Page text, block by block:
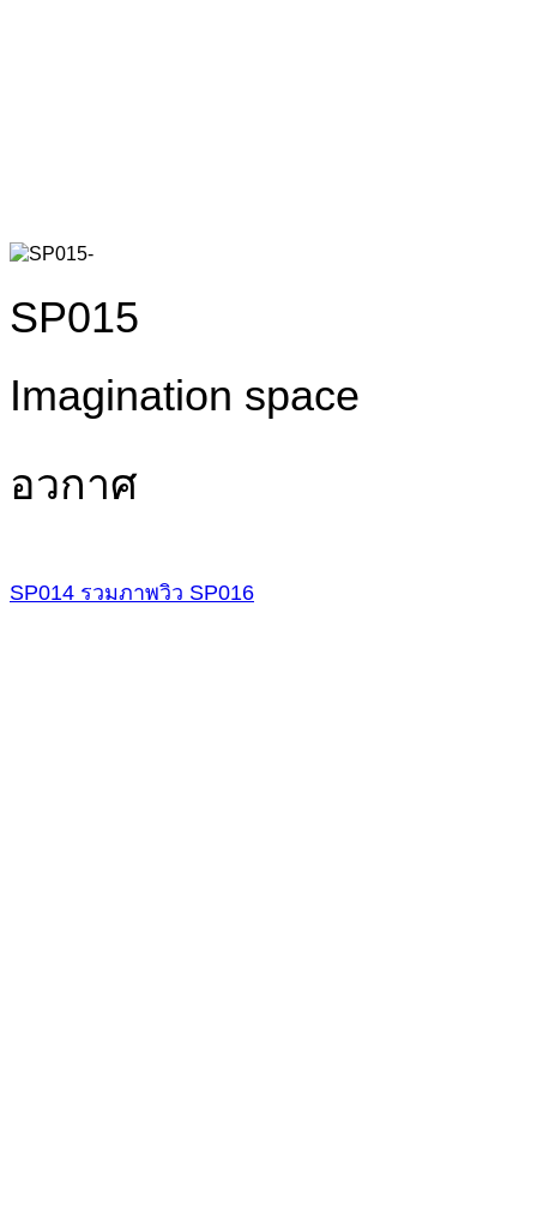
SP015
Imagination space
อวกาศ
SP014 รวมภาพวิว SP016